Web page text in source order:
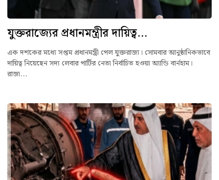
যুক্তরাজ্যের প্রধানমন্ত্রীর দায়িত্ব...
এক দশকের মধ্যে সপ্তম প্রধানমন্ত্রী পেল যুক্তরাজ্য। সোমবার আনুষ্ঠানিকভাবে
দায়িত্ব নিয়েছেন সদ্য লেবার পার্টির নেতা নির্বাচিত হওয়া অ্যান্ডি বার্নহাম।
রাজা...